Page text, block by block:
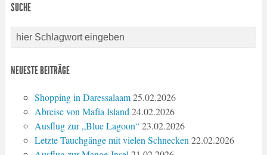
SUCHE
NEUESTE BEITRÄGE
Shopping in Daressalaam 25.02.2026
Abreise von Mafía Island 24.02.2026
Ausflug zur „Blue Lagoon“ 23.02.2026
Letzte Tauchgänge mit vielen Schnecken 22.02.2026